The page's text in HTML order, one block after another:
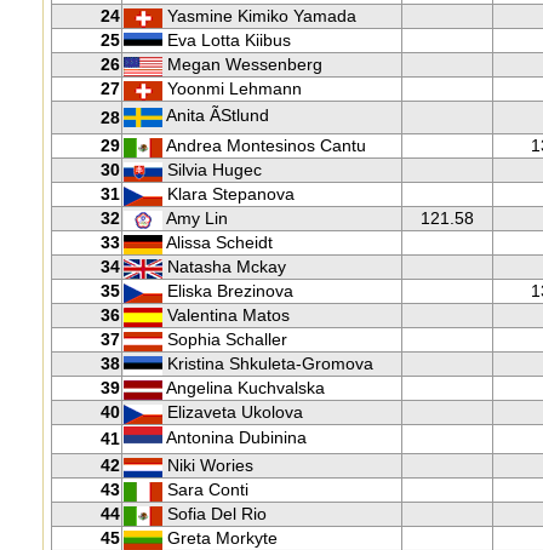
24
Yasmine Kimiko Yamada
25
Eva Lotta Kiibus
26
Megan Wessenberg
27
Yoonmi Lehmann
28
Anita ÃStlund
29
Andrea Montesinos Cantu
30
Silvia Hugec
31
Klara Stepanova
32
Amy Lin
121.58
33
Alissa Scheidt
34
Natasha Mckay
35
Eliska Brezinova
36
Valentina Matos
37
Sophia Schaller
38
Kristina Shkuleta-Gromova
39
Angelina Kuchvalska
40
Elizaveta Ukolova
41
Antonina Dubinina
42
Niki Wories
43
Sara Conti
44
Sofia Del Rio
45
Greta Morkyte